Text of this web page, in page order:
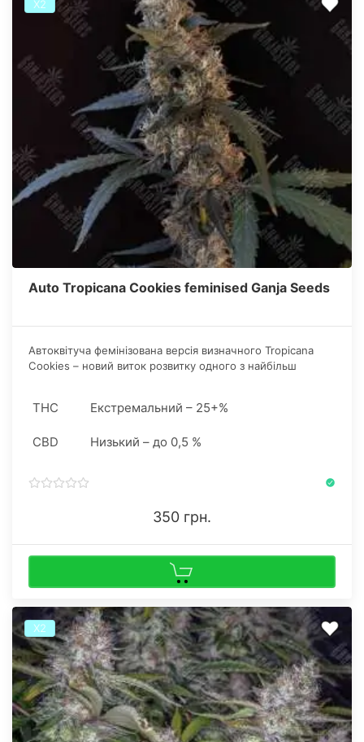
Х2
Auto Tropicana Cookies feminised Ganja Seeds
Автоквітуча фемінізована версія визначного Tropicana
Cookies – новий виток розвитку одного з найбільш
THC Екстремальний – 25+%
CBD Низький – до 0,5 %
350 грн.
Х2